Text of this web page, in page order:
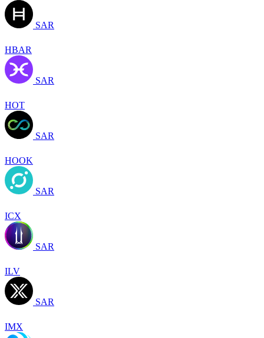
SAR
HBAR
SAR
HOT
SAR
HOOK
SAR
ICX
SAR
ILV
SAR
IMX